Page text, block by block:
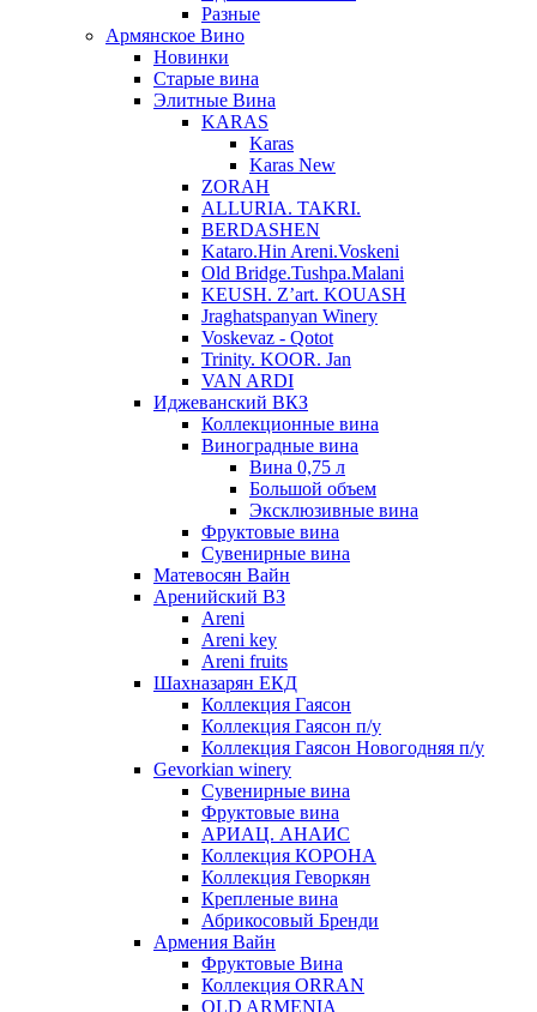
Разные
Армянское Вино
Новинки
Старые вина
Элитные Вина
KARAS
Karas
Karas New
ZORAH
ALLURIA. TAKRI.
BERDASHEN
Kataro.Hin Areni.Voskeni
Old Bridge.Tushpa.Malani
KEUSH. Z’art. KOUASH
Jraghatspanyan Winery
Voskevaz - Qotot
Trinity. KOOR. Jan
VAN ARDI
Иджеванский ВКЗ
Коллекционные вина
Виноградные вина
Вина 0,75 л
Большой объем
Эксклюзивные вина
Фруктовые вина
Cувенирные вина
Матевосян Вайн
Аренийский ВЗ
Areni
Areni key
Areni fruits
Шахназарян ЕКД
Коллекция Гаясон
Коллекция Гаясон п/у
Коллекция Гаясон Новогодняя п/у
Gevorkian winery
Сувенирные вина
Фруктовые вина
АРИАЦ. АНАИС
Коллекция КОРОНА
Коллекция Геворкян
Крепленые вина
Абрикосовый Бренди
Армения Вайн
Фруктовые Вина
Коллекция ORRAN
OLD ARMENIA